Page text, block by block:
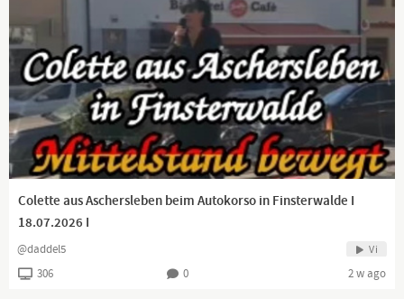
Colette aus Aschersleben beim Autokorso in Finsterwalde I
18.07.2026 I
@daddel5 Vi
306 0 2 w ago